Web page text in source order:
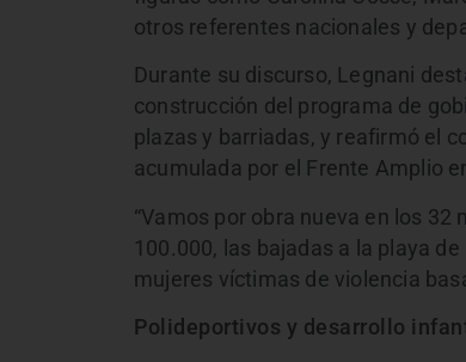
otros referentes nacionales y
Durante su discurso, Legnani
construcción del programa de
plazas y barriadas, y reafirmó el
acumulada por el Frente Amplio
“Vamos por obra nueva en los
100.000, las bajadas a la playa
mujeres víctimas de violencia
Polideportivos y desarrollo